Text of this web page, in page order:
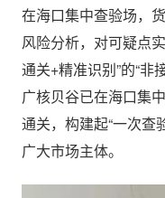
在海口集中查验场，
风险分析，对可疑点
通关+精准识别”的“
广核贝谷已在海口集
通关，构建起“一次查
广大市场主体。